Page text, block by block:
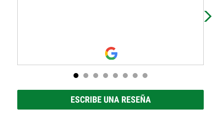
ESCRIBE UNA RESEÑA